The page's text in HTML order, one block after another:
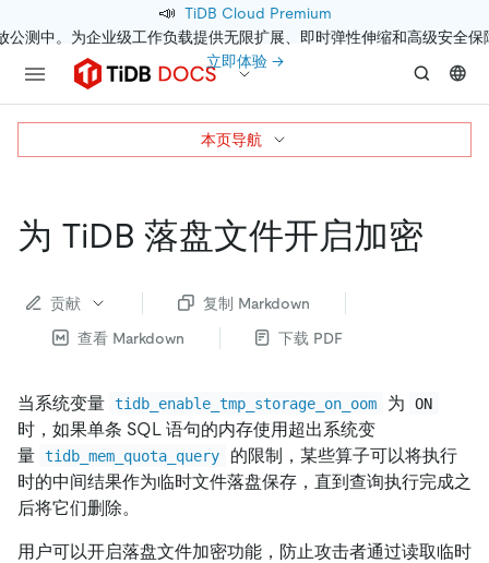
📣 TiDB Cloud Premium
公测中。为企业级工作负载提供无限扩展、即时弹性伸缩和高级安全保
立即体验 →
为 TiDB 落盘文件开启加密
贡献
复制 Markdown
查看 Markdown
下载 PDF
当系统变量 tidb_enable_tmp_storage_on_oom 为 ON
时，如果单条 SQL 语句的内存使用超出系统变
量 tidb_mem_quota_query
的限制，某些算子可以将执行
时的中间结果作为临时文件落盘保存，直到查询执行完成之
后将它们删除。
用户可以开启落盘文件加密功能，防止攻击者通过读取临时
本页导航